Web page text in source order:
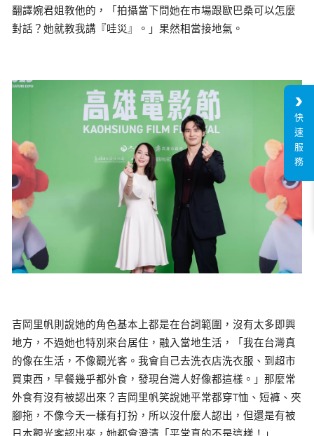
翻譯婉君姐教他的，「拍攝當下問她在市場跟歐巴桑可以怎麼
對話？她就教我講『哇災』。」果然相當接地氣。
吉岡里帆則說她的角色基本上都是在台詞範圍，沒有太多即興
地方，不過她也特別來台居住，融入當地生活，「我在台灣真
的像在生活，不像觀光客。我會自己去洗衣店洗衣服、到超市
買東西，早餐幾乎都外食，發現台灣人好像都這樣。」那麼常
外食有沒有被認出來？吉岡里帆笑說她平常都穿T恤、短褲、夾
腳拖，不像今天一樣有打扮，所以沒什麼人認出，但還是有被
快
速
服
務